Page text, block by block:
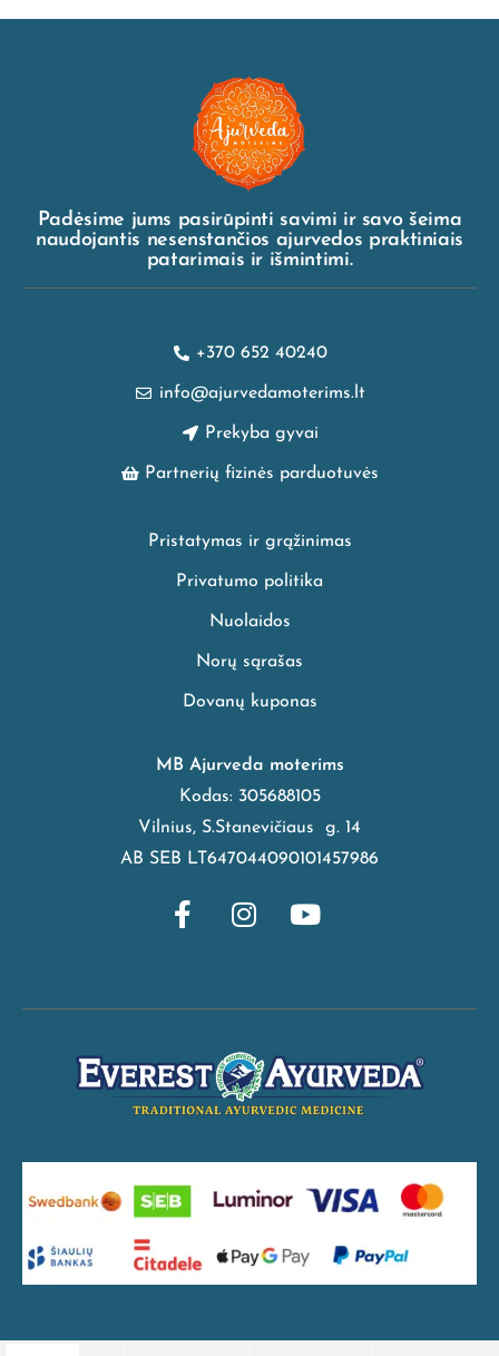
Padėsime jums pasirūpinti savimi ir savo šeima
naudojantis nesenstančios ajurvedos praktiniais
patarimais ir išmintimi.
+370 652 40240
info@ajurvedamoterims.lt
Prekyba gyvai
Partnerių fizinės parduotuvės
Pristatymas ir grąžinimas
Privatumo politika
Nuolaidos
Norų sąrašas
Dovanų kuponas
MB Ajurveda moterims
Kodas: 305688105
Vilnius, S.Stanevičiaus g. 14
AB SEB LT647044090101457986